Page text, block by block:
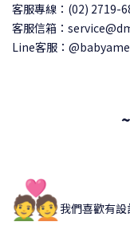
客服專線：(02) 2719-
客服信箱：
Line客服：
💑我們喜歡有